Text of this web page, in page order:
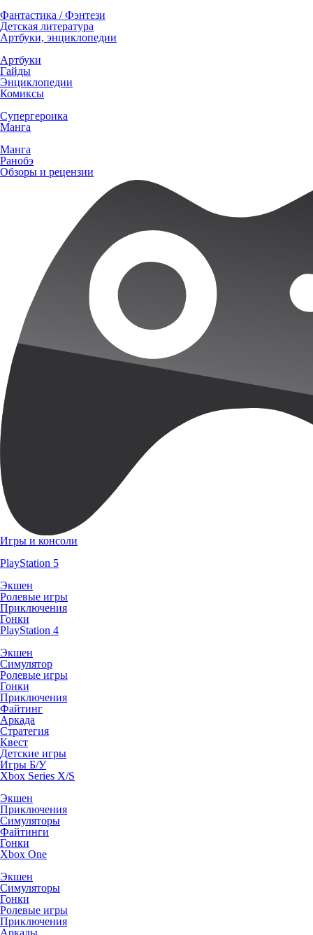
Фантастика / Фэнтези
Детская литература
Артбуки, энциклопедии
Артбуки
Гайды
Энциклопедии
Комиксы
Супергероика
Манга
Манга
Ранобэ
Обзоры и рецензии
Игры и консоли
PlayStation 5
Экшен
Ролевые игры
Приключения
Гонки
PlayStation 4
Экшен
Симулятор
Ролевые игры
Гонки
Приключения
Файтинг
Аркада
Стратегия
Квест
Детские игры
Игры Б/У
Xbox Series X/S
Экшен
Приключения
Симуляторы
Файтинги
Гонки
Xbox One
Экшен
Симуляторы
Гонки
Ролевые игры
Приключения
Аркады